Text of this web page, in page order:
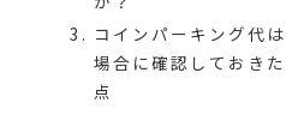
コインパーキング代
場合に確認しておき
点